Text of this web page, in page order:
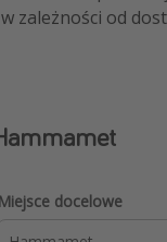
zależności od
Miejsce docelowe